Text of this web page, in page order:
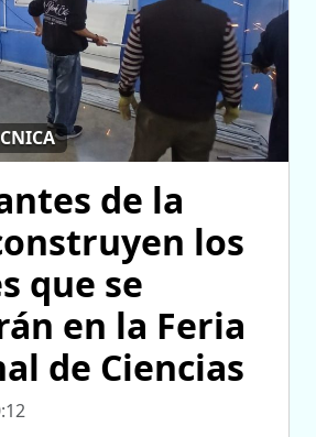
de la
los
que se
en la Feria
de Ciencias